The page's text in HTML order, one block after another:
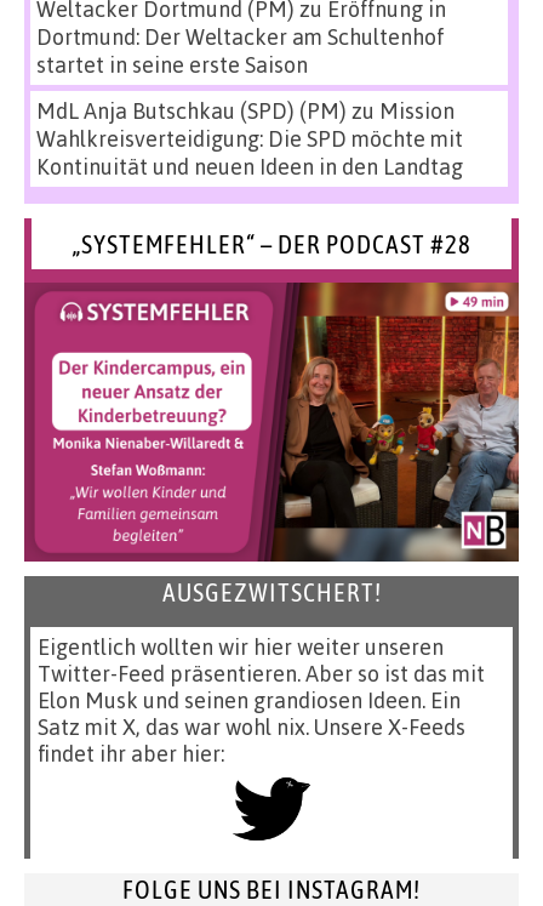
Weltacker Dortmund (PM) zu Eröffnung in
Dortmund: Der Weltacker am Schultenhof
startet in seine erste Saison
MdL Anja Butschkau (SPD) (PM) zu Mission
Wahlkreisverteidigung: Die SPD möchte mit
Kontinuität und neuen Ideen in den Landtag
„SYSTEMFEHLER“ – DER PODCAST #28
AUSGEZWITSCHERT!
Eigentlich wollten wir hier weiter unseren
Twitter-Feed präsentieren. Aber so ist das mit
Elon Musk und seinen grandiosen Ideen. Ein
Satz mit X, das war wohl nix. Unsere X-Feeds
findet ihr aber hier:
FOLGE UNS BEI INSTAGRAM!